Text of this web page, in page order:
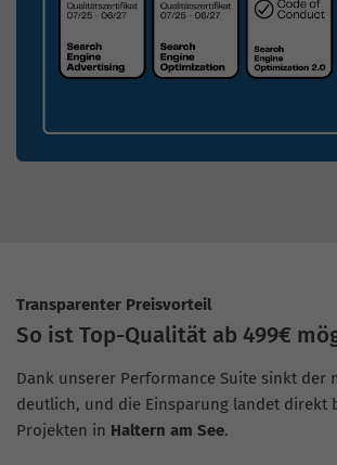
Transparenter Preisvorteil
So ist Top-Qualität ab 499€
Dank unserer Performance Suite sinkt der
deutlich, und die Einsparung landet direkt
Projekten in Haltern am See.